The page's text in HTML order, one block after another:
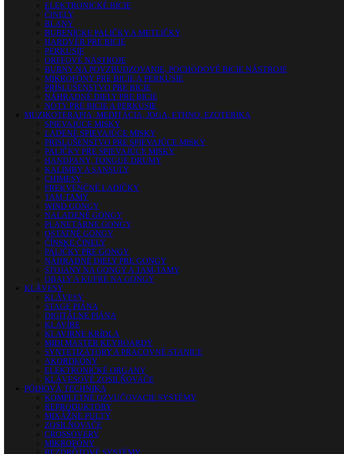
ELEKTRONICKÉ BICIE
ČINELY
BLANY
BUBENÍCKE PALIČKY A METLIČKY
HARDVÉR PRE BICIE
PERKUSIE
ORFFOVÉ NÁSTROJE
BUBNY NA POVZBUDZOVANIE, POCHODOVÉ BICIE NÁSTROJE
MIKROFÓNY PRE BICIE A PERKUSIE
PRÍSLUŠENSTVO PRE BICIE
NÁHRADNÉ DIELY PRE BICIE
NOTY PRE BICIE A PERKUSIE
MUZIKOTERAPIA, MEDITÁCIA, JOGA, ETHNO, EZOTERIKA
SPIEVAJÚCE MISKY
LADENÉ SPIEVAJÚCE MISKY
PRISLUŠENSTVO PRE SPIEVAJÚCE MISKY
PALIČKY PRE SPIEVAJÚCE MISKY
HANDPANY, TONGUE DRUMY
KALIMBY A SANSULY
CHIMESY
FREKVENČNÉ LADIČKY
TAM-TAMY
WIND GONGY
NALADENÉ GONGY
PLANETÁRNE GONGY
OSTATNÉ GONGY
ČÍNSKE ČINELY
PALIČKY PRE GONGY
NÁHRADNÉ DIELY PRE GONGY
STOJANY NA GONGY A TAM-TAMY
OBALY A KUFRE NA GONGY
KLÁVESY
KLÁVESY
STAGE PIÁNA
DIGITÁLNE PIÁNA
KLAVÍRE
KLAVÍRNE KRÍDLA
MIDI MASTER KEYBOARDY
SYNTETIZÁTORY A PRACOVNÉ STANICE
AKORDEÓNY
ELEKTRONICKÉ ORGANY
KLÁVESOVÉ ZOSILŇOVAČE
PÓDIOVÁ TECHNIKA
KOMPLETNÉ OZVUČOVACIE SYSTÉMY
REPRODUKTORY
MIXÁŽNE PULTY
ZOSILŇOVAČE
CROSSOVERY
MIKROFÓNY
BEZDRÔTOVÉ SYSTÉMY